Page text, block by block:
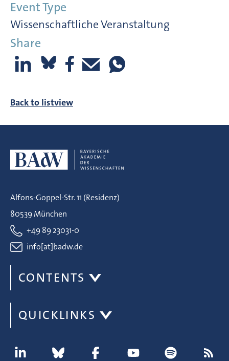
Event Type
Wissenschaftliche Veranstaltung
Share
Back to listview
Alfons-Goppel-Str. 11 (Residenz)
80539 München
+49 89 23031-0
info[at]badw.de
CONTENTS
QUICKLINKS